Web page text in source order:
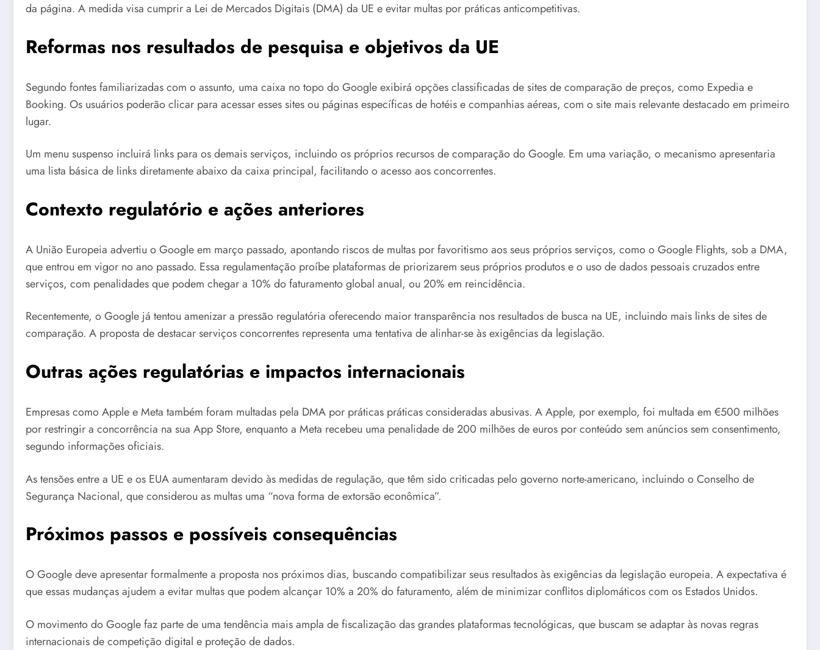
da página. A medida visa cumprir a Lei de Mercados Digitais (DMA) da UE e evitar multas por práticas anticompetitivas.
Reformas nos resultados de pesquisa e objetivos da UE
Segundo fontes familiarizadas com o assunto, uma caixa no topo do Google exibirá opções classificadas de sites de comparação de preços, como Expedia e
Booking. Os usuários poderão clicar para acessar esses sites ou páginas específicas de hotéis e companhias aéreas, com o site mais relevante destacado em primeiro
lugar.
Um menu suspenso incluirá links para os demais serviços, incluindo os próprios recursos de comparação do Google. Em uma variação, o mecanismo apresentaria
uma lista básica de links diretamente abaixo da caixa principal, facilitando o acesso aos concorrentes.
Contexto regulatório e ações anteriores
A União Europeia advertiu o Google em março passado, apontando riscos de multas por favoritismo aos seus próprios serviços, como o Google Flights, sob a DMA,
que entrou em vigor no ano passado. Essa regulamentação proíbe plataformas de priorizarem seus próprios produtos e o uso de dados pessoais cruzados entre
serviços, com penalidades que podem chegar a 10% do faturamento global anual, ou 20% em reincidência.
Recentemente, o Google já tentou amenizar a pressão regulatória oferecendo maior transparência nos resultados de busca na UE, incluindo mais links de sites de
comparação. A proposta de destacar serviços concorrentes representa uma tentativa de alinhar-se às exigências da legislação.
Outras ações regulatórias e impactos internacionais
Empresas como Apple e Meta também foram multadas pela DMA por práticas práticas consideradas abusivas. A Apple, por exemplo, foi multada em €500 milhões
por restringir a concorrência na sua App Store, enquanto a Meta recebeu uma penalidade de 200 milhões de euros por conteúdo sem anúncios sem consentimento,
segundo informações oficiais.
As tensões entre a UE e os EUA aumentaram devido às medidas de regulação, que têm sido criticadas pelo governo norte-americano, incluindo o Conselho de
Segurança Nacional, que considerou as multas uma “nova forma de extorsão econômica”.
Próximos passos e possíveis consequências
O Google deve apresentar formalmente a proposta nos próximos dias, buscando compatibilizar seus resultados às exigências da legislação europeia. A expectativa é
que essas mudanças ajudem a evitar multas que podem alcançar 10% a 20% do faturamento, além de minimizar conflitos diplomáticos com os Estados Unidos.
O movimento do Google faz parte de uma tendência mais ampla de fiscalização das grandes plataformas tecnológicas, que buscam se adaptar às novas regras
internacionais de competição digital e proteção de dados.